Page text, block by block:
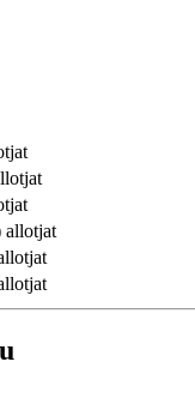
allotjat